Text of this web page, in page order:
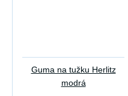
Guma na tužku Herlitz
modrá